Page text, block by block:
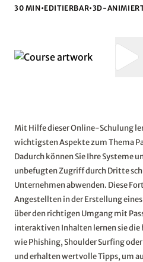
30 MIN•EDITIERBAR•3D-
Mit Hilfe dieser Online-Schulung
wichtigsten Aspekte zum Thema
Dadurch können Sie Ihre Systeme
unbefugten Zugriff durch Dritte
Unternehmen abwenden. Diese
Angestellten in der Erstellung
über den richtigen Umgang mit
interaktiven Inhalten lernen sie
wie Phishing, Shoulder Surfing
und erhalten wertvolle Tipps, um